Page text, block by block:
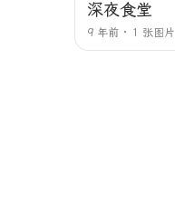
深夜食堂
9 年前 1 张图片